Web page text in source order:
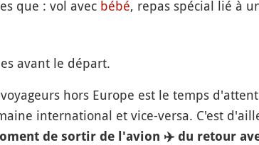
que : vol avec bébé, repas spécial lié à
avant le départ.
hors Europe est le temps
international et vice-versa. C'est
de sortir de l'avion ✈️du retour